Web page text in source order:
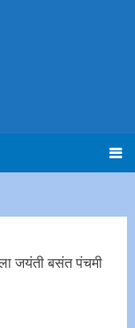
जयंती बसंत पंचमी